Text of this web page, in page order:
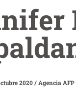
2020/ Agencia AFP